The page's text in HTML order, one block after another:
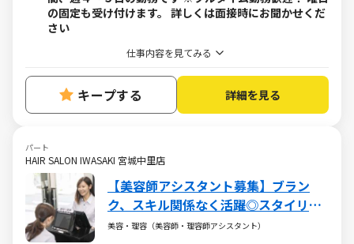
の固定も受け付けます。 詳しくは面接時にお聞かせくだ
さい
仕事内容を見てみる
キープする 詳細を見る
パート
HAIR SALON IWASAKI 宮城中里店
【美容師アシスタント募集】ブラン
ク、スキル関係なく活躍◎スタイリス
トデビューも完全サポート
美容・理容（美容師・理容師アシスタント）